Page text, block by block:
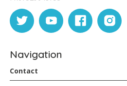
Navigation
Contact